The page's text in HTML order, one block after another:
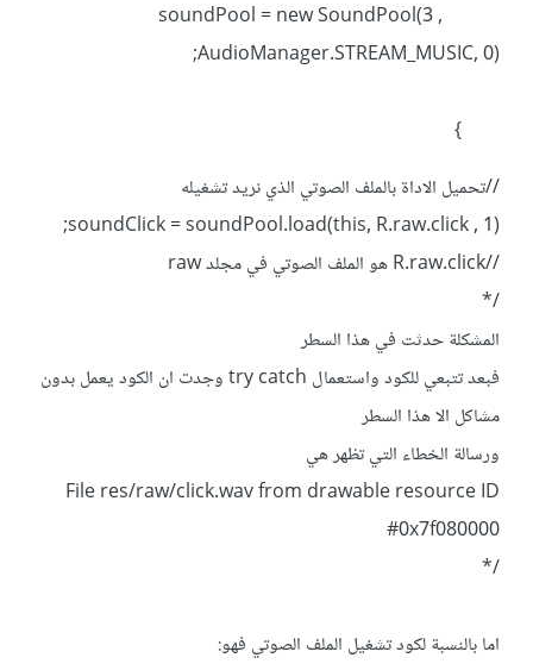
soundPool = new SoundPool(3 ,
AudioManager.STREAM_MUSIC, 0);
}
//تحميل الاداة بالملف الصوتي الذي نريد تشغيله
soundClick = soundPool.load(this, R.raw.click , 1);
//R.raw.click هو الملف الصوتي في مجلد raw
/*
المشكلة حدثت في هذا السطر
فبعد تتبعي للكود واستعمال try catch وجدت ان الكود يعمل بدون
مشاكل الا هذا السطر
ورسالة الخطاء التي تظهر هي
File res/raw/click.wav from drawable resource ID
#0x7f080000
/*
اما بالنسبة لكود تشغيل الملف الصوتي فهو: